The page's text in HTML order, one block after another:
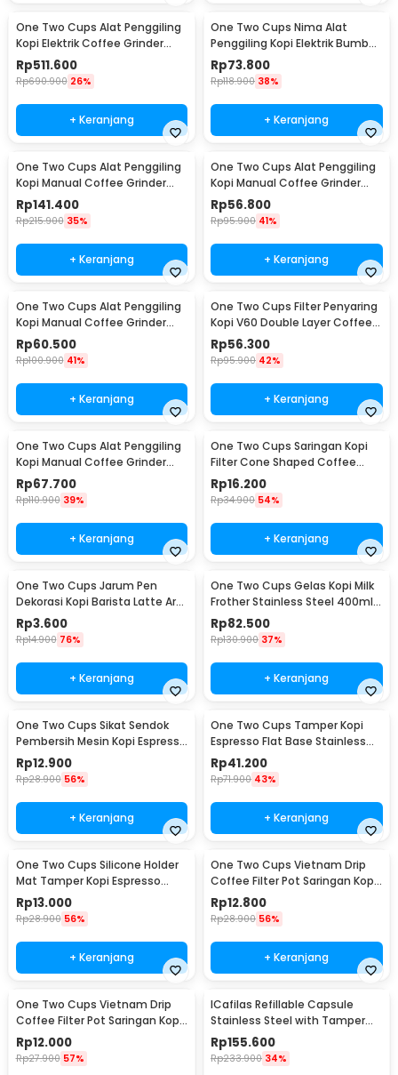
One Two Cups Alat Penggiling
Kopi Elektrik Coffee Grinder
Adjustable - 600N
Rp511.600
Rp690.900 26%
+ Keranjang
One Two Cups Nima Alat
Penggiling Kopi Elektrik Bumbu
Coffee Grinder - NM-8300
Rp73.800
Rp118.900 38%
+ Keranjang
One Two Cups Alat Penggiling
Kopi Manual Coffee Grinder
Wood 30g - CW85532
Rp141.400
Rp215.900 35%
+ Keranjang
One Two Cups Alat Penggiling
Kopi Manual Coffee Grinder
160ml - CF012
Rp56.800
Rp95.900 41%
+ Keranjang
One Two Cups Alat Penggiling
Kopi Manual Coffee Grinder
Adjustable - RHNHA0176
Rp60.500
Rp100.900 41%
+ Keranjang
One Two Cups Filter Penyaring
Kopi V60 Double Layer Coffee
Filter - FS-40S
Rp56.300
Rp95.900 42%
+ Keranjang
One Two Cups Alat Penggiling
Kopi Manual Coffee Grinder
Adjustable - CF4146
Rp67.700
Rp110.900 39%
+ Keranjang
One Two Cups Saringan Kopi
Filter Cone Shaped Coffee
Dripper 1 PCS - K741
Rp16.200
Rp34.900 54%
+ Keranjang
One Two Cups Jarum Pen
Dekorasi Kopi Barista Latte Art
Needle 13cm - F3F27
Rp3.600
Rp14.900 76%
+ Keranjang
One Two Cups Gelas Kopi Milk
Frother Stainless Steel 400ml -
WZ0011
Rp82.500
Rp130.900 37%
+ Keranjang
One Two Cups Sikat Sendok
Pembersih Mesin Kopi Espresso
2in1 - 8809
Rp12.900
Rp28.900 56%
+ Keranjang
One Two Cups Tamper Kopi
Espresso Flat Base Stainless
Steel 51mm - SS51
Rp41.200
Rp71.900 43%
+ Keranjang
One Two Cups Silicone Holder
Mat Tamper Kopi Espresso
Barista - 0310
Rp13.000
Rp28.900 56%
+ Keranjang
One Two Cups Vietnam Drip
Coffee Filter Pot Saringan Kopi
124ml 7Q - LC1
Rp12.800
Rp28.900 56%
+ Keranjang
One Two Cups Vietnam Drip
Coffee Filter Pot Saringan Kopi
114ml 6Q - LC1
Rp12.000
Rp27.900 57%
ICafilas Refillable Capsule
Stainless Steel with Tamper
for Nespresso - F456
Rp155.600
Rp233.900 34%